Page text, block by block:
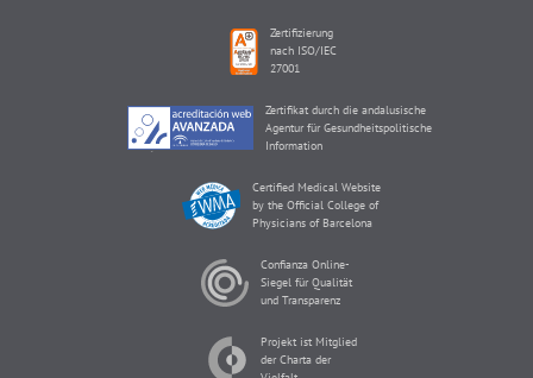
Zertifizierung
nach ISO/IEC
27001
Zertifikat durch die andalusische
Agentur für Gesundheitspolitische
Information
Certified Medical Website
by the Official College of
Physicians of Barcelona
Confianza Online-
Siegel für Qualität
und Transparenz
Projekt ist Mitglied
der Charta der